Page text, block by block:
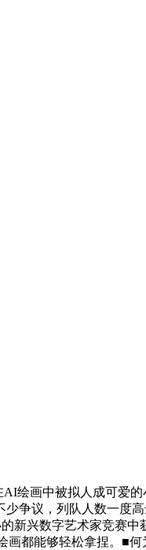
画中被拟人成可爱的
争议，列队人数一度
兴数字艺术家竞赛中
都能够轻松拿捏。■